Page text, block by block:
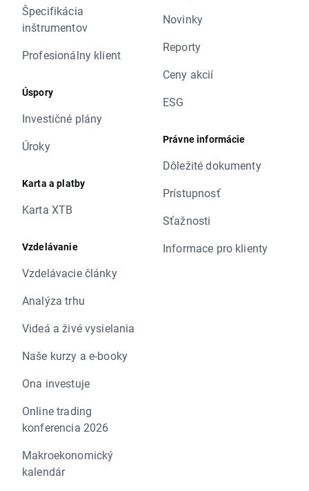
Špecifikácia
inštrumentov
Profesionálny klient
Úspory
Investičné plány
Úroky
Karta a platby
Karta XTB
Vzdelávanie
Vzdelávacie články
Analýza trhu
Videá a živé vysielania
Naše kurzy a e-booky
Ona investuje
Online trading
konferencia 2026
Makroekonomický
kalendár
Novinky
Reporty
Ceny akcií
ESG
Právne informácie
Dôležité dokumenty
Prístupnosť
Sťažnosti
Informace pro klienty